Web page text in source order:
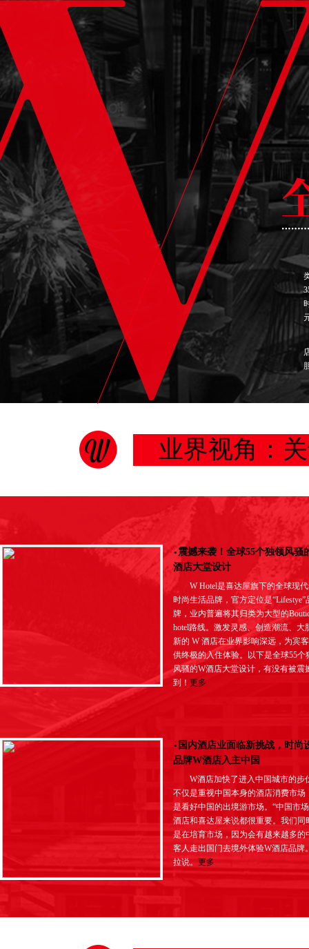
业界视角：
· 震撼来袭！全球55个独领风骚
酒店大堂设计
W Hotel是喜达屋旗下的全球现
时尚生活品牌，官方定位是“Lifestye”
牌，业内普遍将其归类为大型的
hotel路线。激发灵感、创造潮流、大
新的 W 酒店在业界影响深远，为宾
供终极的入住体验。以下是全球55个
风骚的W酒店大堂设计，有没有被震
到！ 更多
· 国内酒店业面临新挑战，时尚
品牌W酒店入主中国
W酒店加快了进入中国城市的步
不仅是重视中国本身的酒店消费市场
是看好中国的出境游市场。“中国市
酒店和喜达屋来说都很重要。我们同
是在培育市场，因为会有越来越多的
客人走出国门去境外体验W酒店品牌
拉说。 更多